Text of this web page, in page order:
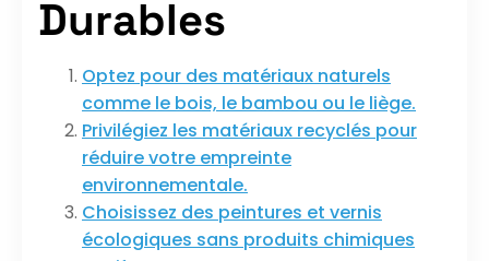
Durables
Optez pour des matériaux naturels
comme le bois, le bambou ou le liège.
Privilégiez les matériaux recyclés pour
réduire votre empreinte
environnementale.
Choisissez des peintures et vernis
écologiques sans produits chimiques